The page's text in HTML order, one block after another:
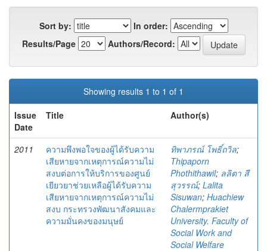
Sort by:
In order:
Results/Page
Authors/Record:
Showing results 1 to 1 of 1
Issue
Date
Title Author(s)
2011
ความพึงพอใจของผู้ได้รับความ
เสียหายจากเหตุการณ์ความไม่
สงบต่อการให้บริการของศูนย์
เยียวยาช่วยเหลือผู้ได้รับความ
เสียหายจากเหตุการณ์ความไม่
สงบ กระทรวงพัฒนาสังคมและ
ความมั่นคงของมนุษย์
ทิพาภรณ์ โพธิ์ถวิล;
Thipaporn
Phothithawil; ลลิตา สี
สุวรรณ์; Lalita
Sisuwan; Huachiew
Chalermprakiet
University. Faculty of
Social Work and
Social Welfare